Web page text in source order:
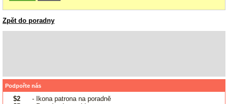
Zpět do poradny
Podpořte nás
$2
- Ikona patrona na poradně